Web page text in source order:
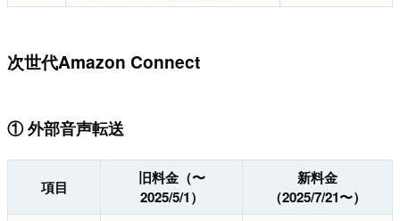
次世代Amazon Connect
① 外部音声転送
項目
旧料金（〜
2025/5/1）
新料金
（2025/7/21〜）